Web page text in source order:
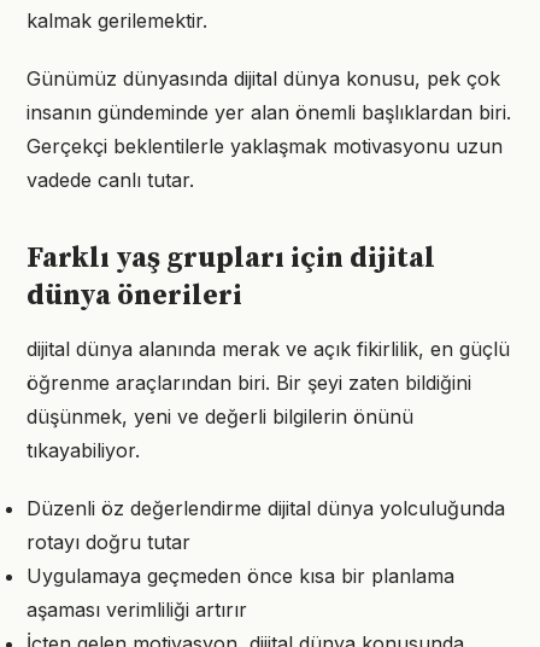
kalmak gerilemektir.
Günümüz dünyasında dijital dünya konusu, pek çok
insanın gündeminde yer alan önemli başlıklardan biri.
Gerçekçi beklentilerle yaklaşmak motivasyonu uzun
vadede canlı tutar.
Farklı yaş grupları için dijital
dünya önerileri
dijital dünya alanında merak ve açık fikirlilik, en güçlü
öğrenme araçlarından biri. Bir şeyi zaten bildiğini
düşünmek, yeni ve değerli bilgilerin önünü
tıkayabiliyor.
Düzenli öz değerlendirme dijital dünya yolculuğunda
rotayı doğru tutar
Uygulamaya geçmeden önce kısa bir planlama
aşaması verimliliği artırır